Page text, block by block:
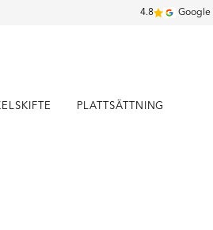
4.8 Google
PLATTSÄTTNING